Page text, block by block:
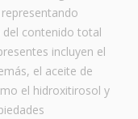
del contenido total
incluyen el
el aceite de
el hidroxitirosol y